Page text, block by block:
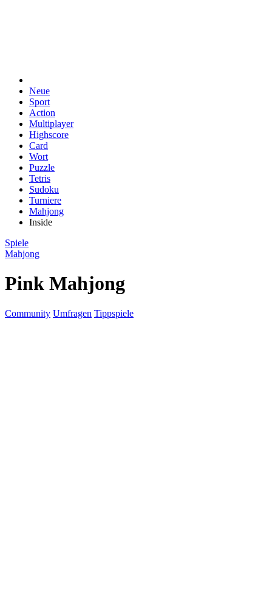
Neue
Sport
Action
Multiplayer
Highscore
Card
Wort
Puzzle
Tetris
Sudoku
Turniere
Mahjong
Inside
Spiele
Mahjong
Pink Mahjong
Community Umfragen Tippspiele